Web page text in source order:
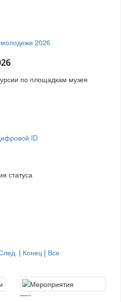
по площадкам музея
статуса
| Конец | Все
Мероприятия